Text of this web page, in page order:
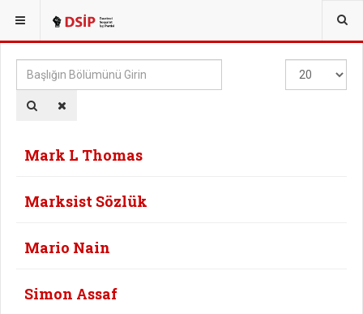
BURADASINIZ:
Başlığın
Bölümünü
Girin
Göster
#
Mark L Thomas
Marksist Sözlük
Mario Nain
Simon Assaf